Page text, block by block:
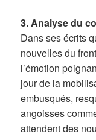
3. Analyse du
Dans ses écrits
nouvelles du
l’émotion
jour de la
embusqués,
angoisses
attendent des